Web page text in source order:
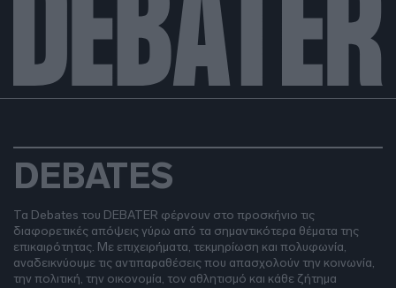
DEBATES
Τα Debates του DEBATER φέρνουν στο προσκήνιο τις
διαφορετικές απόψεις γύρω από τα σημαντικότερα θέματα της
επικαιρότητας. Με επιχειρήματα, τεκμηρίωση και πολυφωνία,
αναδεικνύουμε τις αντιπαραθέσεις που απασχολούν την κοινωνία,
την πολιτική, την οικονομία, τον αθλητισμό και κάθε ζήτημα